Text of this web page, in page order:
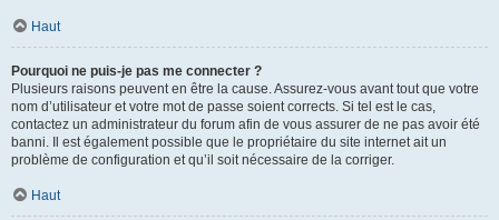
Haut
Pourquoi ne puis-je pas me connecter ?
Plusieurs raisons peuvent en être la cause. Assurez-vous avant tout que votre
nom d’utilisateur et votre mot de passe soient corrects. Si tel est le cas,
contactez un administrateur du forum afin de vous assurer de ne pas avoir été
banni. Il est également possible que le propriétaire du site internet ait un
problème de configuration et qu’il soit nécessaire de la corriger.
Haut